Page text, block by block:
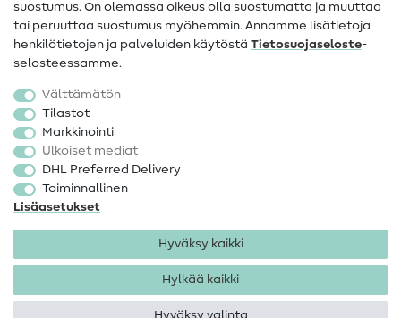
Peruutusoikeus
Suosittu
Kankaat
Ompelutarvikkeet
Ale
suostumus. On olemassa oikeus olla suostumatta ja muuttaa
tai peruuttaa suostumus myöhemmin. Annamme lisätietoja
henkilötietojen ja palveluiden käytöstä Tietosuojaseloste-
selosteessamme.
Välttämätön
Tilastot
Markkinointi
Ulkoiset mediat
DHL Preferred Delivery
Toiminnallinen
Lisäasetukset
Hyväksy kaikki
Hylkää kaikki
Hyväksy valinta
Tietosuoja
Käyttöehdot
Peruutusoikeus